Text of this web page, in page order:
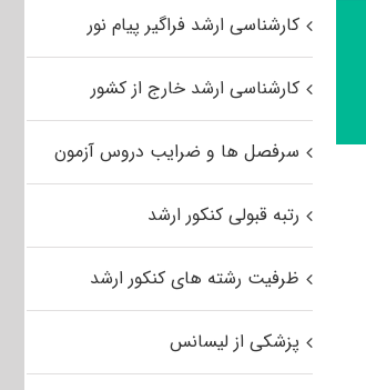
کارشناسی ارشد فراگیر پیام نور
کارشناسی ارشد خارج از کشور
سرفصل ها و ضرایب دروس آزمون
رتبه قبولی کنکور ارشد
ظرفیت رشته های کنکور ارشد
پزشکی از لیسانس